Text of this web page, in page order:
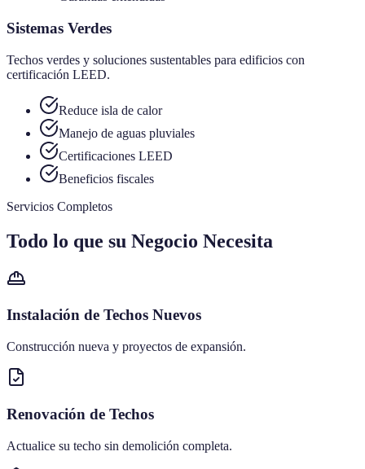
Sistemas Verdes
Techos verdes y soluciones sustentables para edificios con
certificación LEED.
Reduce isla de calor
Manejo de aguas pluviales
Certificaciones LEED
Beneficios fiscales
Servicios Completos
Todo lo que su Negocio Necesita
Instalación de Techos Nuevos
Construcción nueva y proyectos de expansión.
Renovación de Techos
Actualice su techo sin demolición completa.